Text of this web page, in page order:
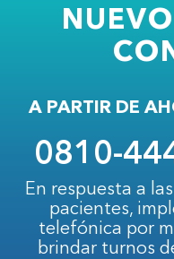
Nuevo
Inauguramos
pediatría y
A PARTIR DE
0810-
En respuesta a
pacientes,
telefónica por
brindar turnos